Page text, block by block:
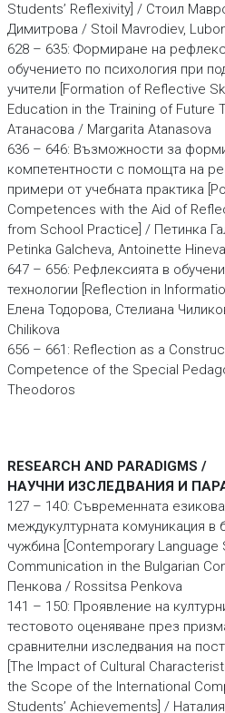
Students’ Reflexivity] / Стоил
Димитрова / Stoil Mavrodiev,
628 – 635: Формиране на
обучението по психология при
учители [Formation of Reflective
Education in the Training of Future
Атанасова / Margarita Atanasova
636 – 646: Възможности за
компетентности с помощта на
примери от учебната практика
Competences with the Aid of
from School Practice] / Петинка
Petinka Galcheva, Antoinette Hineva
647 – 656: Рефлексията в
технологии [Reflection in
Елена Тодорова, Стелиана
Chilikova
656 – 661: Reflection as a
Competence of the Special
Theodoros
RESEARCH AND PARADIGMS /
НАУЧНИ ИЗСЛЕДВАНИЯ И
127 – 140: Съвременната
междукултурната комуникация в
чужбина [Contemporary
Communication in the Bulgarian
Пенкова / Rossitsa Penkova
141 – 150: Проявление на
тестовото оценяване през
сравнителни изследвания на
[The Impact of Cultural
the Scope of the International
Students’ Achievements] /